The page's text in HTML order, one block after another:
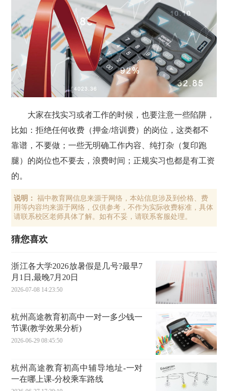
大家在找实习或者工作的时候，也要注意一些陷阱，
比如：拒绝任何收费（押金/培训费）的岗位，这类都不
靠谱，不要做；一些无明确工作内容、纯打杂（复印跑
腿）的岗位也不要去，浪费时间；正规实习也都是有工资
的。
说明：
福中教育网信息来源于网络，本站信息涉及到价格、费
用等内容均来源于网络，仅供参考，不作为实际收费标准，具体
请联系校区老师具体了解。如有不妥，请联系客服处理。
猜您喜欢
浙江各大学2026放暑假是几号?最早7
月1日,最晚7月20日
2026-07-08 14:23:50
杭州高途教育初高中一对一多少钱一
节课(教学效果分析)
2026-06-29 08:45:50
杭州高途教育初高中辅导地址-一对
一在哪上课-分校乘车路线